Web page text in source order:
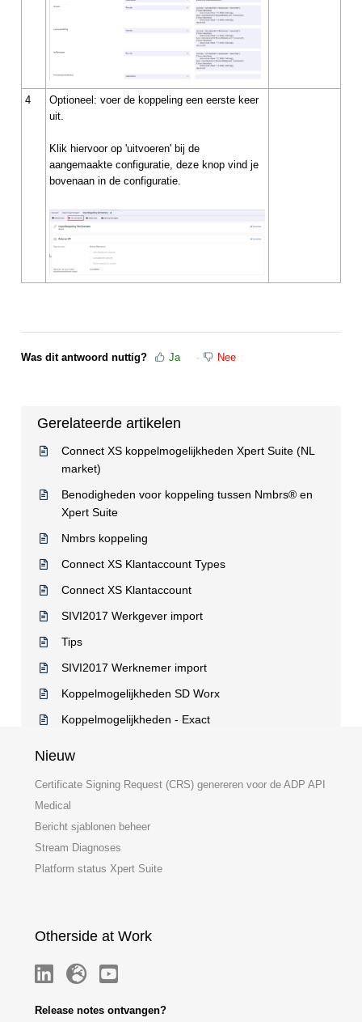
4
Optioneel: voer de koppeling een eerste keer
uit.
Klik hiervoor op 'uitvoeren' bij de
aangemaakte configuratie, deze knop vind je
bovenaan in de configuratie.
Was dit antwoord nuttig? Ja Nee
Gerelateerde artikelen
Connect XS koppelmogelijkheden Xpert Suite (NL
market)
Benodigheden voor koppeling tussen Nmbrs® en
Xpert Suite
Nmbrs koppeling
Connect XS Klantaccount Types
Connect XS Klantaccount
SIVI2017 Werkgever import
Tips
SIVI2017 Werknemer import
Koppelmogelijkheden SD Worx
Koppelmogelijkheden - Exact
Nieuw
Certificate Signing Request (CRS) genereren voor de ADP API
Medical
Bericht sjablonen beheer
Stream Diagnoses
Platform status Xpert Suite
Otherside at Work
Release notes ontvangen?